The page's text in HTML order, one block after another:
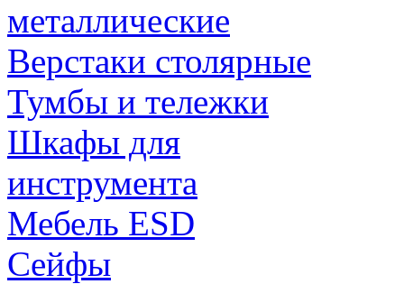
металлические
Верстаки столярные
Тумбы и тележки
Шкафы для
инструмента
Мебель ESD
Сейфы